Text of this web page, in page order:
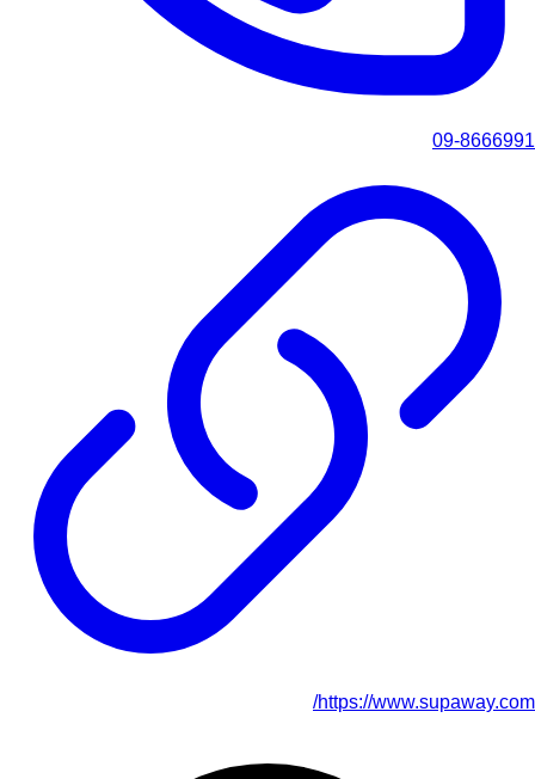
09-8666991
https://www.supaway.com/